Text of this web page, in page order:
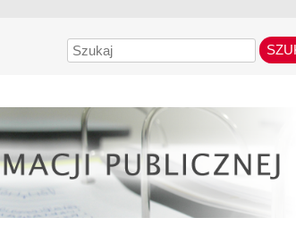
Szukaj